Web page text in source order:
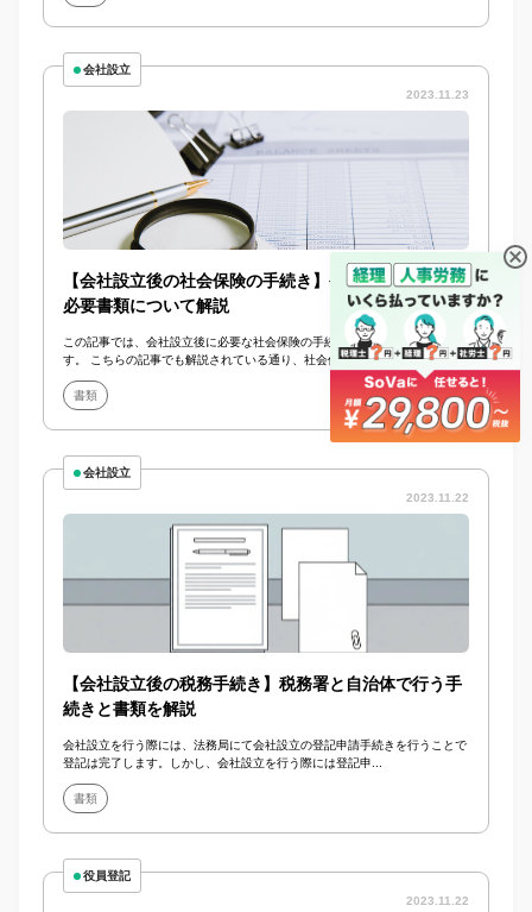
会社設立
2023.11.23
【会社設立後の社会保険の手続き】やるべき手続きと
必要書類について解説
この記事では、会社設立後に必要な社会保険の手続きについて解説を行いま
す。 こちらの記事でも解説されている通り、社会保険と...
書類
会社設立
2023.11.22
【会社設立後の税務手続き】税務署と自治体で行う手
続きと書類を解説
会社設立を行う際には、法務局にて会社設立の登記申請手続きを行うことで
登記は完了します。しかし、会社設立を行う際には登記申...
書類
役員登記
2023.11.22